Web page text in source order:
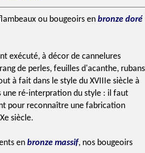
ou bougeoirs en bronze doré
exécuté, à décor de cannelures
de perles, feuilles d'acanthe, rubans
à fait dans le style du XVIIIe siècle à
une ré-interpration du style : il faut
pour reconnaître une fabrication
siècle.
en bronze massif, nos bougeoirs